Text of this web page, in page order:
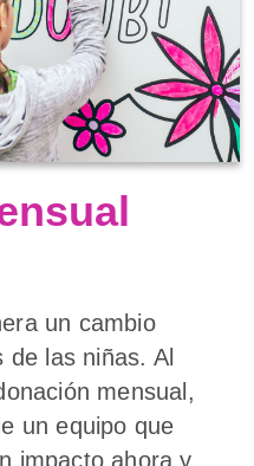
un cambio
las niñas. Al
mensual,
un equipo que
impacto ahora y